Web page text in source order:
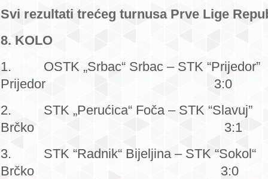
Svi rezultati trećeg turnusa Prve Lige
8. KOLO
1. OSTK „Srbac“ Srbac – STK “Priјedor”
Priјedor 3:0
2. STK „Perućica“ Foča – STK “Slavuј”
Brčko 3:1
3. STK “Radnik“ Biјeljina – STK “Sokol“
Brčko 3:0